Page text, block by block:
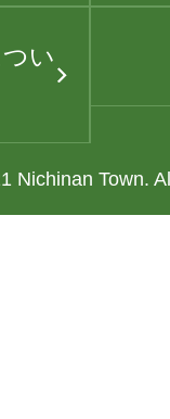
い
Nichinan Town.